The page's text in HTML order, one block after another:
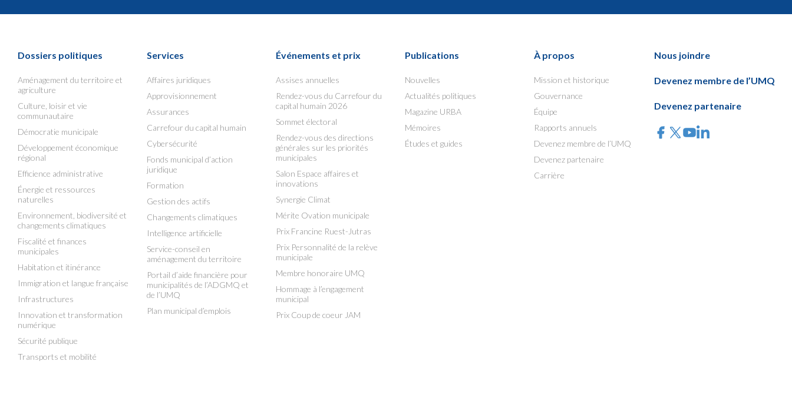
Dossiers politiques
Aménagement du territoire et
agriculture
Culture, loisir et vie
communautaire
Démocratie municipale
Développement économique
régional
Efficience administrative
Énergie et ressources
naturelles
Environnement, biodiversité et
changements climatiques
Fiscalité et finances
municipales
Habitation et itinérance
Immigration et langue française
Infrastructures
Innovation et transformation
numérique
Sécurité publique
Transports et mobilité
Services
Affaires juridiques
Approvisionnement
Assurances
Carrefour du capital humain
Cybersécurité
Fonds municipal d’action
juridique
Formation
Gestion des actifs
Changements climatiques
Intelligence artificielle
Service-conseil en
aménagement du territoire
Portail d’aide financière pour
municipalités de l’ADGMQ et
de l’UMQ
Plan municipal d’emplois
Événements et prix
Assises annuelles
Rendez-vous du Carrefour du
capital humain 2026
Sommet électoral
Rendez-vous des directions
générales sur les priorités
municipales
Salon Espace affaires et
innovations
Synergie Climat
Mérite Ovation municipale
Prix Francine Ruest-Jutras
Prix Personnalité de la relève
municipale
Membre honoraire UMQ
Hommage à l’engagement
municipal
Prix Coup de coeur JAM
Publications
Nouvelles
Actualités politiques
Magazine URBA
Mémoires
Études et guides
À propos
Mission et historique
Gouvernance
Équipe
Rapports annuels
Devenez membre de l’UMQ
Devenez partenaire
Carrière
Nous joindre
Devenez membre de l’UMQ
Devenez partenaire